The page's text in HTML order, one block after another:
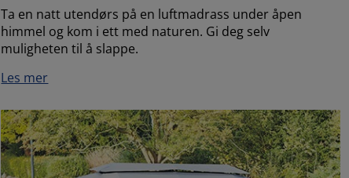
Ta en natt utendørs på en luftmadrass under åpen
himmel og kom i ett med naturen. Gi deg selv
muligheten til å slappe.
Les mer